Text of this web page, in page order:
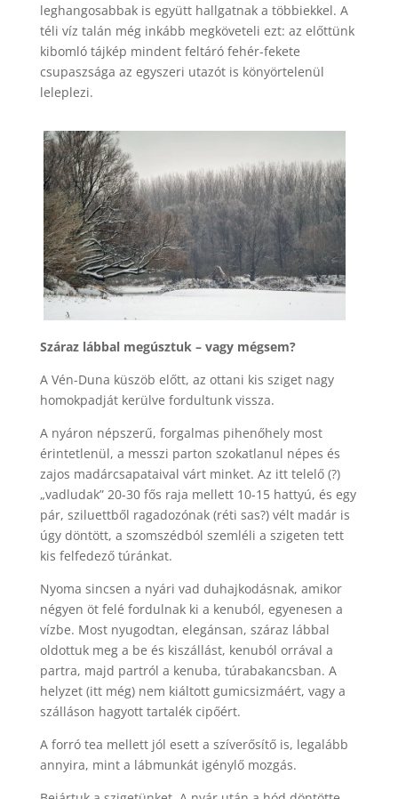
leghangosabbak is együtt hallgatnak a többiekkel. A
téli víz talán még inkább megköveteli ezt: az előttünk
kibomló tájkép mindent feltáró fehér-fekete
csupaszsága az egyszeri utazót is könyörtelenül
leleplezi.
Száraz lábbal megúsztuk – vagy mégsem?
A Vén-Duna küszöb előtt, az ottani kis sziget nagy
homokpadját kerülve fordultunk vissza.
A nyáron népszerű, forgalmas pihenőhely most
érintetlenül, a messzi parton szokatlanul népes és
zajos madárcsapataival várt minket. Az itt telelő (?)
„vadludak” 20-30 fős raja mellett 10-15 hattyú, és egy
pár, sziluettből ragadozónak (réti sas?) vélt madár is
úgy döntött, a szomszédból szemléli a szigeten tett
kis felfedező túránkat.
Nyoma sincsen a nyári vad duhajkodásnak, amikor
négyen öt felé fordulnak ki a kenuból, egyenesen a
vízbe. Most nyugodtan, elegánsan, száraz lábbal
oldottuk meg a be és kiszállást, kenuból orrával a
partra, majd partról a kenuba, túrabakancsban. A
helyzet (itt még) nem kiáltott gumicsizmáért, vagy a
szálláson hagyott tartalék cipőért.
A forró tea mellett jól esett a szíverősítő is, legalább
annyira, mint a lábmunkát igénylő mozgás.